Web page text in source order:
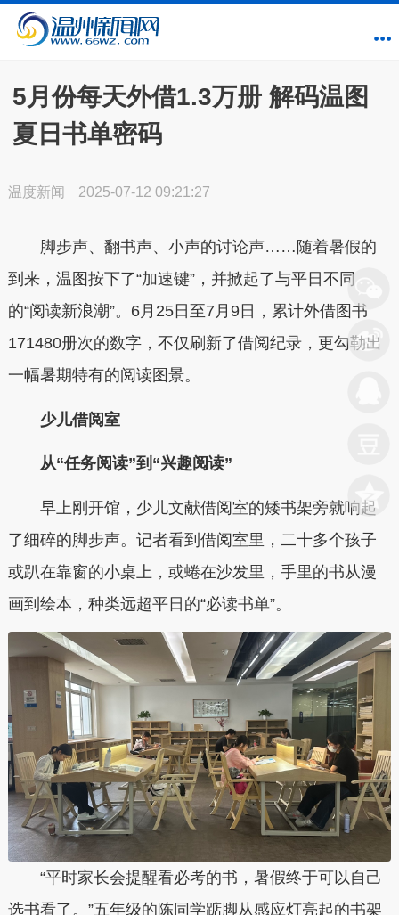
5月份每天外借1.3万册 解码温图
夏日书单密码
温度新闻 2025-07-12 09:21:27
脚步声、翻书声、小声的讨论声……随着暑假的
到来，温图按下了“加速键”，并掀起了与平日不同
的“阅读新浪潮”。6月25日至7月9日，累计外借图书
171480册次的数字，不仅刷新了借阅纪录，更勾勒出
一幅暑期特有的阅读图景。
少儿借阅室
从“任务阅读”到“兴趣阅读”
早上刚开馆，少儿文献借阅室的矮书架旁就响起
了细碎的脚步声。记者看到借阅室里，二十多个孩子
或趴在靠窗的小桌上，或蜷在沙发里，手里的书从漫
画到绘本，种类远超平日的“必读书单”。
“平时家长会提醒看必考的书，暑假终于可以自己
选书看了。”五年级的陈同学踮脚从感应灯亮起的书架